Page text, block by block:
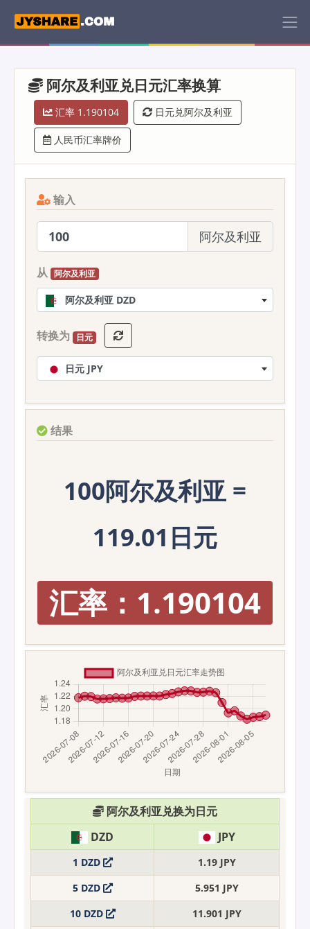
阿尔及利亚兑日元汇率换算
汇率 1.190104 日元兑阿尔及利亚
人民币汇率牌价
输入
阿尔及利亚
从 阿尔及利亚
阿尔及利亚 DZD
转换为 日元
日元 JPY
结果
100阿尔及利亚 =
119.01日元
汇率：1.190104
阿尔及利亚兑换为日元
DZD
JPY
1 DZD
1.19 JPY
5 DZD
5.951 JPY
10 DZD
11.901 JPY